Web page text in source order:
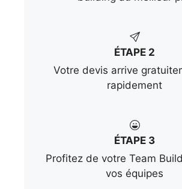
ÉTAPE 2
Votre devis arrive
rapidement
ÉTAPE 3
Profitez de votre Team
vos équipes